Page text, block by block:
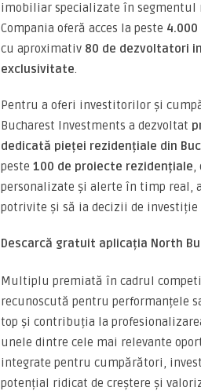
imobiliar specializate în
Compania oferă acces la peste
cu aproximativ 80 de dezvoltatori
exclusivitate.
Pentru a oferi investitorilor și
Bucharest Investments a dezvoltat
dedicată pieței rezidențiale din
peste 100 de proiecte rezidențiale,
personalizate și alerte în timp real,
potrivite și să ia decizii de
Descarcă gratuit aplicația North
Multiplu premiată în cadrul
recunoscută pentru performanțele
top și contribuția la
unele dintre cele mai relevante
integrate pentru cumpărători,
potențial ridicat de creștere și